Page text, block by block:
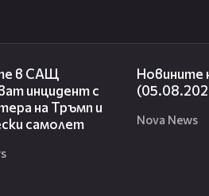
сайт:
NEWS на живо:http://
в САЩ
инцидент с
на Тръмп и
самолет
Новините
Nova News